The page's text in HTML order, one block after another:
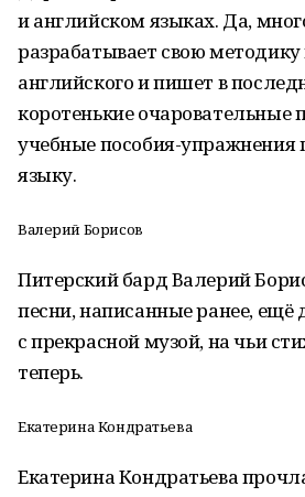
и английском языках. Да,
разрабатывает свою методику
английского и пишет в
коротенькие очаровательные
учебные пособия-упражнения
языку.
Валерий Борисов
Питерский бард Валерий
песни, написанные ранее, ещё
с прекрасной музой, на чьи
теперь.
Екатерина Кондратьева
Екатерина Кондратьева